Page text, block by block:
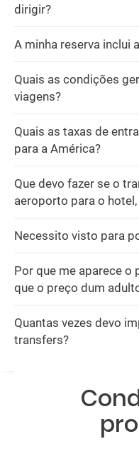
dirigir?
A minha reserva inclui
Quais as condições
viagens?
Quais as taxas de
para a América?
Que devo fazer se o
aeroporto para o
Necessito visto para
Por que me aparece o
que o preço dum
Quantas vezes devo
transfers?